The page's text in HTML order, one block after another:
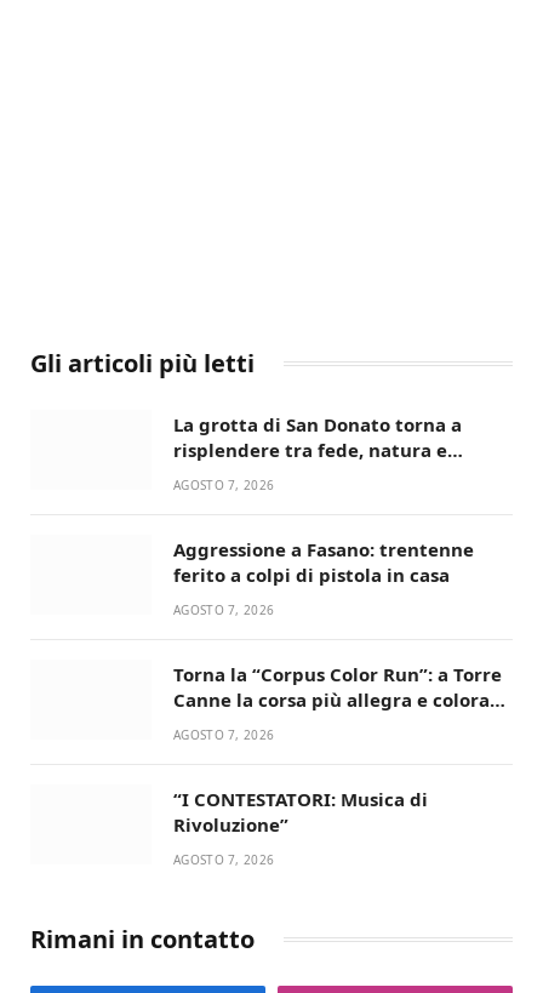
Gli articoli più letti
La grotta di San Donato torna a
risplendere tra fede, natura e
devozione
AGOSTO 7, 2026
Aggressione a Fasano: trentenne
ferito a colpi di pistola in casa
AGOSTO 7, 2026
Torna la “Corpus Color Run”: a Torre
Canne la corsa più allegra e colorata
dell’estate!
AGOSTO 7, 2026
“I CONTESTATORI: Musica di
Rivoluzione”
AGOSTO 7, 2026
Rimani in contatto